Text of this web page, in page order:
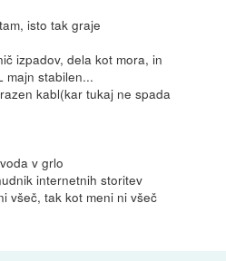
isto tak graje
izpadov, dela kot mora, in
majn stabilen...
kabl(kar tukaj ne spada
v grlo
internetnih storitev
všeč, tak kot meni ni všeč